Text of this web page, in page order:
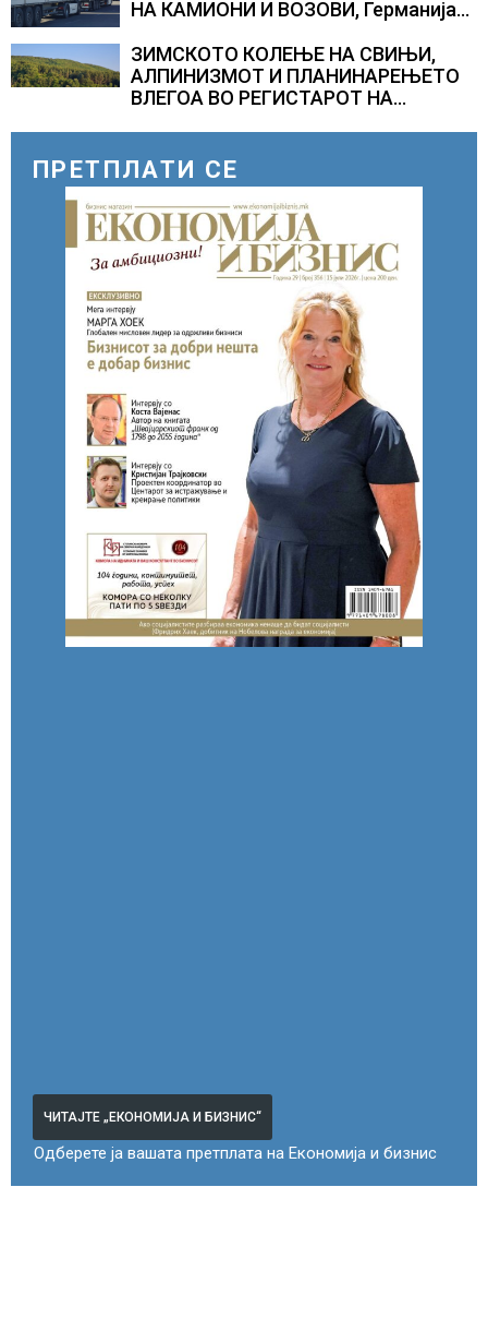
НА КАМИОНИ И ВОЗОВИ, Германија
камионџиите да возат и во недела
ЗИМСКОТО КОЛЕЊЕ НА СВИЊИ,
АЛПИНИЗМОТ И ПЛАНИНАРЕЊЕТО
ВЛЕГОА ВО РЕГИСТАРОТ НА
ПРЕТПЛАТИ СЕ
ЧИТАЈТЕ „ЕКОНОМИЈА И БИЗНИС“
Одберете ја вашата претплата на Економија и бизнис